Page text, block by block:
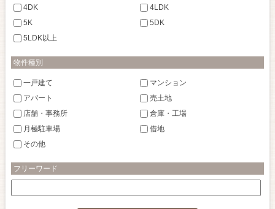
4DK
4LDK
5K
5DK
5LDK以上
物件種別
一戸建て
マンション
アパート
売土地
店舗・事務所
倉庫・工場
月極駐車場
借地
その他
フリーワード